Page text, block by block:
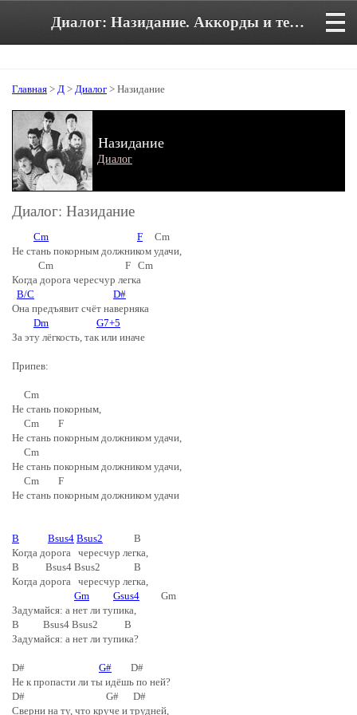
Диалог: Назидание. Аккорды и текст песни
Главная > Д > Диалог > Назидание
Назидание
Диалог
Диалог: Назидание
Cm F Cm
Не стань покорным должником удачи,
Cm F Cm
Когда дорога чересчур легка
B/C
D#
Она предъявит счёт наверняка
Dm
G7+5
За эту лёгкость, так или иначе
Припев:
Cm
Не стань покорным,
Cm F
Не стань покорным должником удачи,
Cm
Не стань покорным должником удачи,
Cm F
Не стань покорным должником удачи
B Bsus4 Bsus2 B
Когда дорога чересчур легка,
B Bsus4 Bsus2 B
Когда дорога чересчур легка,
Gm
Gsus4 Gm
Задумайся: а нет ли тупика,
B Bsus4 Bsus2 B
Задумайся: а нет ли тупика?
D# G# D#
Не к пропасти ли ты идёшь по ней?
D# G# D#
Сверни на ту, что круче и трудней,